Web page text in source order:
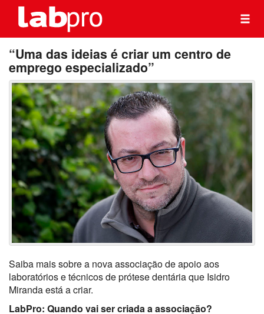
“Uma das ideias é criar um centro de
emprego especializado”
Saiba mais sobre a nova associação de apoio aos
laboratórios e técnicos de prótese dentária que Isidro
Miranda está a criar.
LabPro: Quando vai ser criada a associação?